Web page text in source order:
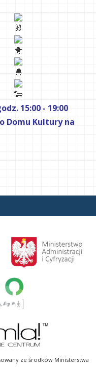
15:00 - 19:00
Domu Kultury na
ze środków Ministerstwa